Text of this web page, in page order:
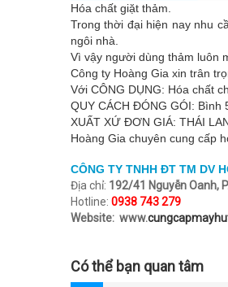
Hóa chất giặt thảm.
Trong thời đại hiện nay nhu
ngôi nhà.
Vì vậy người dùng thảm luôn
Công ty Hoàng Gia xin trân
Với CÔNG DỤNG: Hóa chất
QUY CÁCH ĐÓNG GÓI: Bình
XUẤT XỨ ĐƠN GIÁ: THÁI
Hoàng Gia chuyên cung cấp
CÔNG TY TNHH ĐT TM DV
Địa chỉ: 192/41 Nguyễn Oanh,
Hotline: 0938 743 279
Website: www.
Có thể bạn quan tâm